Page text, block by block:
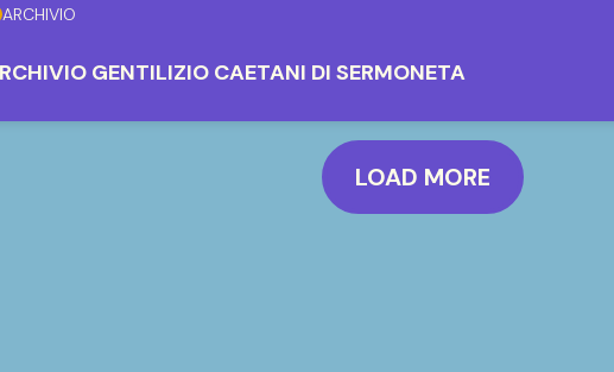
ARCHIVIO
GENTILIZIO CAETANI DI SERMONETA
LOAD MORE